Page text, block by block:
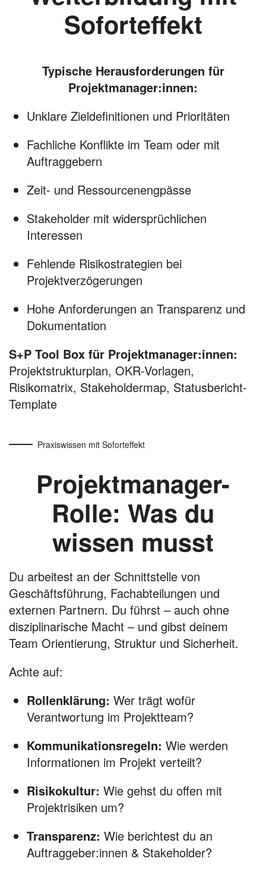
Soforteffekt
Typische Herausforderungen für
Projektmanager:innen:
Unklare Zieldefinitionen und Prioritäten
Fachliche Konflikte im Team oder mit
Auftraggebern
Zeit- und Ressourcenengpässe
Stakeholder mit widersprüchlichen
Interessen
Fehlende Risikostrategien bei
Projektverzögerungen
Hohe Anforderungen an Transparenz und
Dokumentation
S+P Tool Box für Projektmanager:innen:
Projektstrukturplan, OKR-Vorlagen,
Risikomatrix, Stakeholdermap, Statusbericht-
Template
Praxiswissen mit Soforteffekt
Projektmanager-
Rolle: Was du
wissen musst
Du arbeitest an der Schnittstelle von
Geschäftsführung, Fachabteilungen und
externen Partnern. Du führst – auch ohne
disziplinarische Macht – und gibst deinem
Team Orientierung, Struktur und Sicherheit.
Achte auf:
Rollenklärung: Wer trägt wofür
Verantwortung im Projektteam?
Kommunikationsregeln: Wie werden
Informationen im Projekt verteilt?
Risikokultur: Wie gehst du offen mit
Projektrisiken um?
Transparenz: Wie berichtest du an
Auftraggeber:innen & Stakeholder?